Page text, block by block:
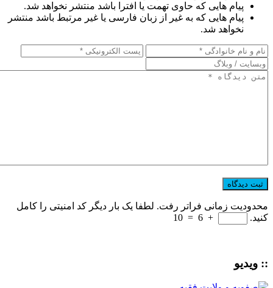
پیام هایی که حاوی تهمت یا افترا باشد منتشر نخواهد شد.
پیام هایی که به غیر از زبان فارسی یا غیر مرتبط باشد منتشر
نخواهد شد.
محدودیت زمانی فراتر رفت. لطفا یک بار دیگر کد امنیتی را کامل
کنید.
+
6
=
10
:: ویدیو